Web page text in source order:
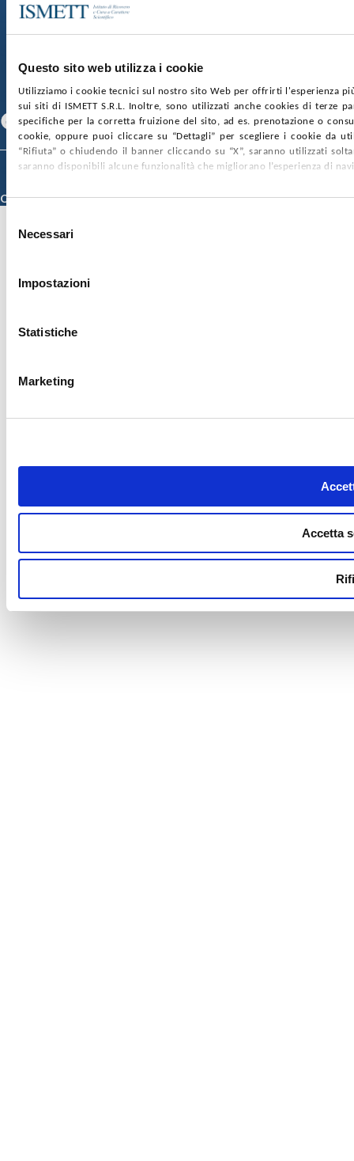
Questo sito web utilizza i cookie
Utilizziamo i cookie tecnici sul nostro sito Web per offrirti l'esperienza
sui siti di ISMETT S.R.L. Inoltre, sono utilizzati anche cookies di terze
specifiche per la corretta fruizione del sito, ad es. prenotazione o
cookie, oppure puoi cliccare su “Dettagli” per scegliere i cookie da
“Rifiuta” o chiudendo il banner cliccando su “X”, saranno utilizzati
saranno disponibili alcune funzionalità che migliorano l’esperienza di
delNecessari
Impostazioni
Statistiche
Marketing
Accetta
SOCIETÀ TRASPARENTE
GARE E CONTRATTIPRIVACYCOOKIE POLICY
CONTATTI
SEGUICI SU
Facebook Linkedin Youtube
© 2026 ISMETT (Istituto Mediterraneo per i Trapianti e Terapie ad Alta
Credits